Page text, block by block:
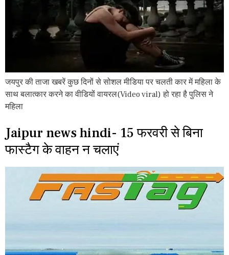
जयपुर की ताजा खबरें कुछ दिनों से सोशल मीडिया पर चलती कार में महिला के
साथ बलात्कार करने का वीडियों वायरल(Video viral) हो रहा है पुलिस ने
महिला
Jaipur news hindi- 15 फरवरी से बिना
फास्टैग के वाहन न चलाएं